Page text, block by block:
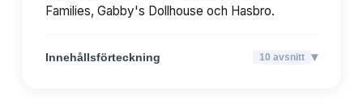
Families, Gabby's Dollhouse och Hasbro.
Innehållsförteckning 10 avsnitt ▾